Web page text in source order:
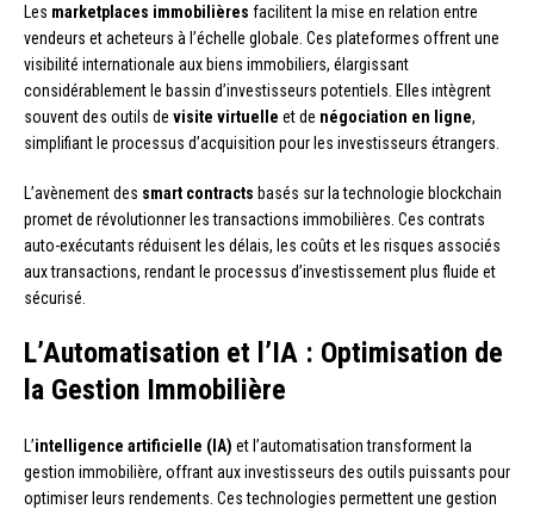
Les marketplaces immobilières facilitent la mise en relation entre
vendeurs et acheteurs à l’échelle globale. Ces plateformes offrent une
visibilité internationale aux biens immobiliers, élargissant
considérablement le bassin d’investisseurs potentiels. Elles intègrent
souvent des outils de visite virtuelle et de négociation en ligne,
simplifiant le processus d’acquisition pour les investisseurs étrangers.
L’avènement des smart contracts basés sur la technologie blockchain
promet de révolutionner les transactions immobilières. Ces contrats
auto-exécutants réduisent les délais, les coûts et les risques associés
aux transactions, rendant le processus d’investissement plus fluide et
sécurisé.
L’Automatisation et l’IA : Optimisation de
la Gestion Immobilière
L’intelligence artificielle (IA) et l’automatisation transforment la
gestion immobilière, offrant aux investisseurs des outils puissants pour
optimiser leurs rendements. Ces technologies permettent une gestion